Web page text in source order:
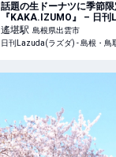
話題の生ドーナツに季節
『KAKA.IZUMO』 – 日刊
遙堪駅 島根県出雲市